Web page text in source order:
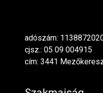
adószám:
cjsz.: 05 09 004915
cím: 3441